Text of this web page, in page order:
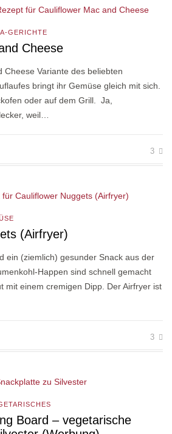
GERICHTE
Cheese
Cheese Variante des beliebten
bringt ihr Gemüse gleich mit sich.
oder auf dem Grill. Ja,
weil…
3
(Airfryer)
ein (ziemlich) gesunder Snack aus der
Happen sind schnell gemacht
mit einem cremigen Dipp. Der Airfryer ist
3
Board – vegetarische